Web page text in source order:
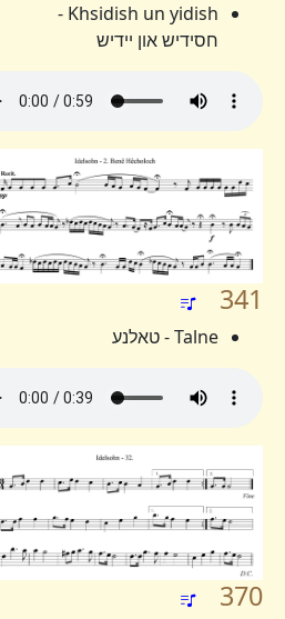
Khsidish un yidish -
חסידיש און יידיש
341
Talne - טאלנע
370